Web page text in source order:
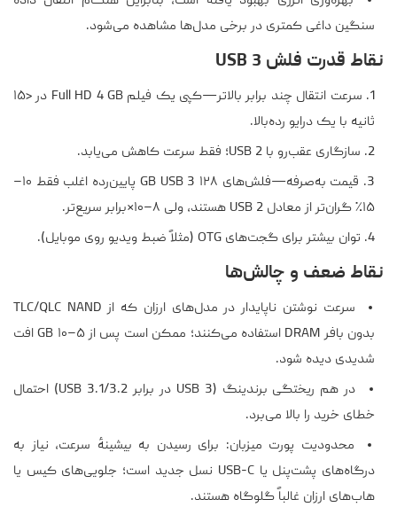
سنگین داغی کمتری در برخی مدل‌ها مشاهده می‌شود.
نقاط قدرت فلش USB 3
سرعت انتقال چند برابر بالاتر—کپی یک فیلم Full HD 4 GB در <۱۵
ثانیه با یک درایو رده‌بالا.
سازگاری عقب‌رو با USB 2؛ فقط سرعت کاهش می‌یابد.
قیمت به‌صرفه—فلش‌های ۱۲۸ GB USB 3 پایین‌رده اغلب فقط ۱۰–
۱۵٪ گران‌تر از معادل USB 2 هستند، ولی ۸–۱۰×برابر سریع‌تر.
توان بیشتر برای گجت‌های OTG (مثلاً ضبط ویدیو روی موبایل).
نقاط ضعف و چالش‌ها
سرعت نوشتن ناپایدار در مدل‌های ارزان که از TLC/QLC NAND
بدون بافر DRAM استفاده می‌کنند؛ ممکن است پس از ۵–۱۰ GB افت
شدیدی دیده شود.
در هم ریختگی برندینگ (USB 3 در برابر USB 3.1/3.2) احتمال
خطای خرید را بالا می‌برد.
محدودیت پورت میزبان: برای رسیدن به بیشینهٔ سرعت، نیاز به
درگاه‌های پشت‌پنل یا USB-C نسل جدید است؛ جلویی‌های کیس یا
هاب‌های ارزان غالباً گلوگاه هستند.